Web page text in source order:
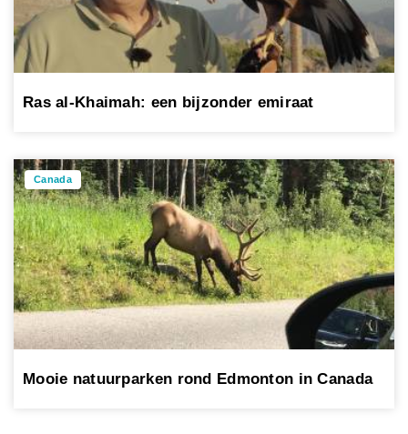
Ras al-Khaimah: een bijzonder emiraat
Canada
Mooie natuurparken rond Edmonton in Canada